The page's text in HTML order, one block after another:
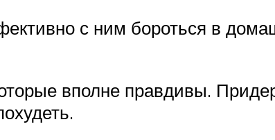
с ним бороться в
вполне правдивы.